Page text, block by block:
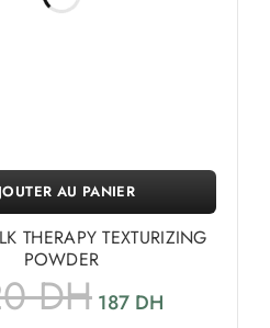
THERAPY TEXTURIZING
POWDER
DH 187 DH
AU PANIER